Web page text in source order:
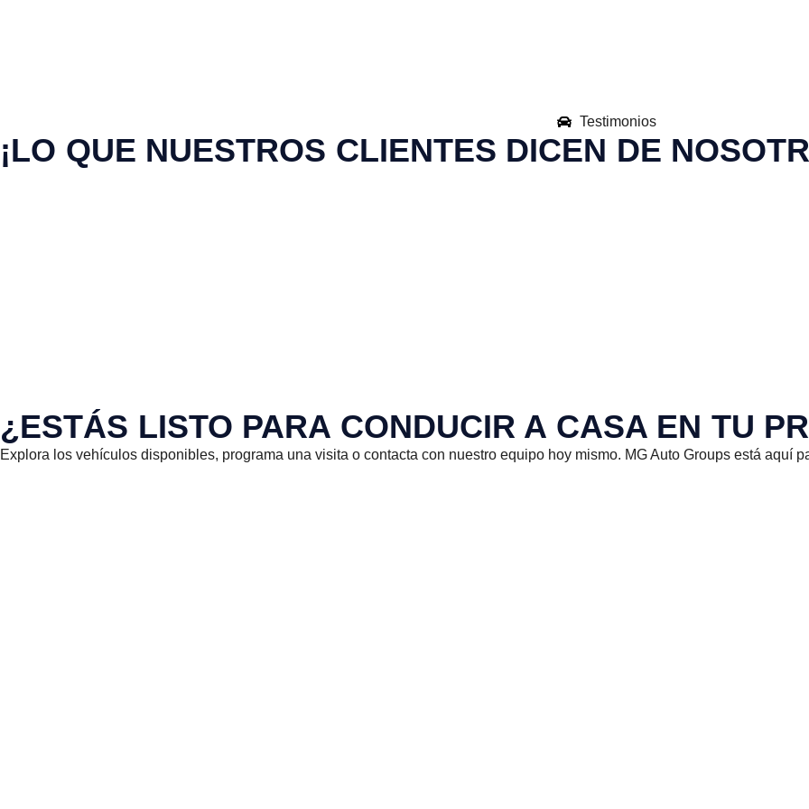
Testimonios
¡LO QUE NUESTROS CLIENTES DICEN DE
¿ESTÁS LISTO PARA CONDUCIR A CASA EN TU
Explora los vehículos disponibles, programa una visita o contacta con nuestro equipo hoy mismo. MG Auto Groups está aquí